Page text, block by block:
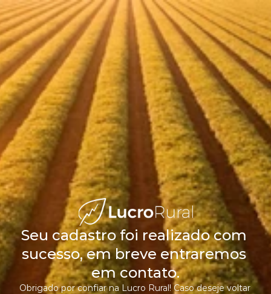
Seu cadastro foi realizado com
sucesso, em breve entraremos
em contato.
Obrigado por confiar na Lucro Rural! Caso deseje voltar